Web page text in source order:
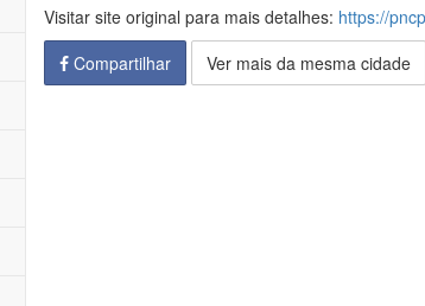
Visitar site original para mais detalhes: https://
Compartilhar
Ver mais da mesma cidade